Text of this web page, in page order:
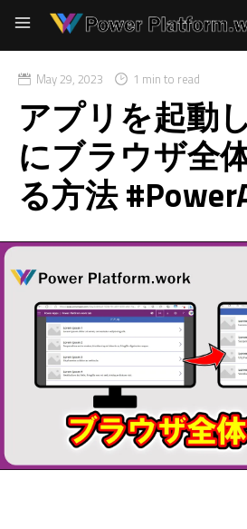
May 29, 2023 1 min to read
アプリを起動
にブラウザ全
る方法